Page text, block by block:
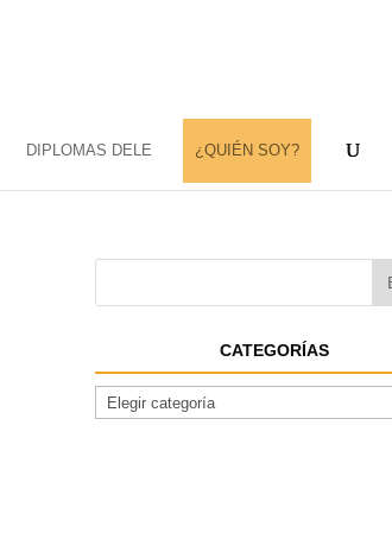
DIPLOMAS DELE ¿QUIÉN SOY?
CATEGORÍAS